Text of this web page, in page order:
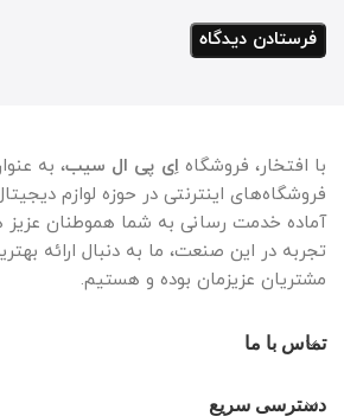
با افتخار، فروشگاه اِی پی ال سیب، به
فروشگاه‌های اینترنتی در حوزه لوازم
آماده خدمت رسانی به شما هموطنان
تجربه در این صنعت، ما به دنبال ارائه
مشتریان عزیزمان بوده و هستیم.
تماس با ما
دسترسی سریع